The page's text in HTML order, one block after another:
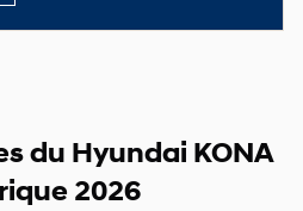
du Hyundai KONA
2026